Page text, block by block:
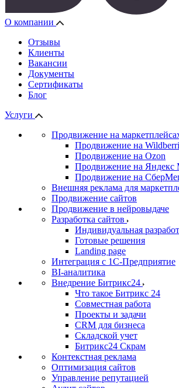
О компании
Отзывы
Клиенты
Вакансии
Документы
Сертификаты
Блог
Услуги
Продвижение на
Продвижение на
Продвижение на Ozon
Продвижение на Яндекс
Продвижение на
Внешняя реклама для
Продвижение сайтов
Продвижение в нейровыдаче
Разработка сайтов
Индивидуальная
Готовые решения
Landing page
Интеграция с 1С-Предприятие
BI-аналитика
Внедрение Битрикс24
Что такое Битрикс 24
Совместная работа
Проекты и задачи
СRМ для бизнеса
Складской учет
Битрикс24 Скрам
Контекстная реклама
Оптимизация сайтов
Управление репутацией